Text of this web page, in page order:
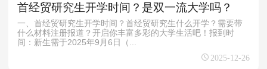
首经贸研究生开学时间？是双一流大学吗？
一、首经贸研究生开学时间？首经贸研究生什么开学？需要带
什么材料注册报道？开启你丰富多彩的大学生活吧！报到时
间‌：新生需于2025年9月6日（...
2025-12-26